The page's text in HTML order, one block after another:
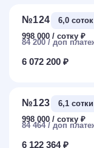
№124
6,0 соток
998 000
₽
84 200
6 072 200 ₽
№123
6,1 сотки
998 000
₽
84 464
6 122 364 ₽